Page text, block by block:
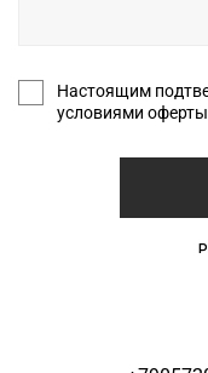
Настоящим